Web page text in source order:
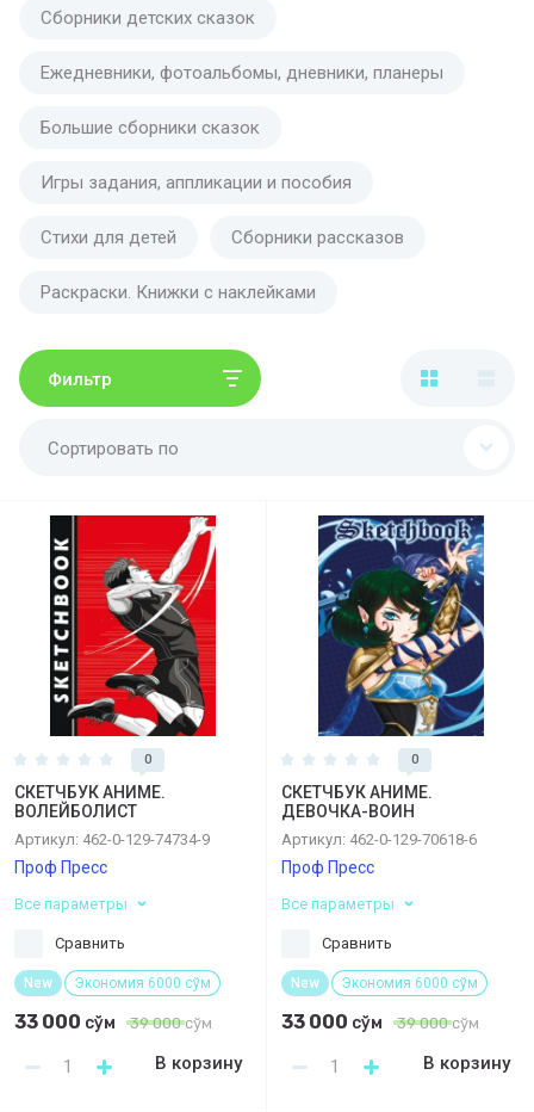
Сборники детских сказок
Ежедневники, фотоальбомы, дневники, планеры
Большие сборники сказок
Игры задания, аппликации и пособия
Стихи для детей Сборники рассказов
Раскраски. Книжки с наклейками
Фильтр
Сортировать по
0
СКЕТЧБУК АНИМЕ.
ВОЛЕЙБОЛИСТ
Артикул: 462-0-129-74734-9
Проф Пресс
Все параметры
Сравнить
New Экономия 6000 сўм
33 000 сўм 39 000сўм
В корзину
0
СКЕТЧБУК АНИМЕ.
ДЕВОЧКА-ВОИН
Артикул: 462-0-129-70618-6
Проф Пресс
Все параметры
Сравнить
New Экономия 6000 сўм
33 000 сўм 39 000сўм
В корзину